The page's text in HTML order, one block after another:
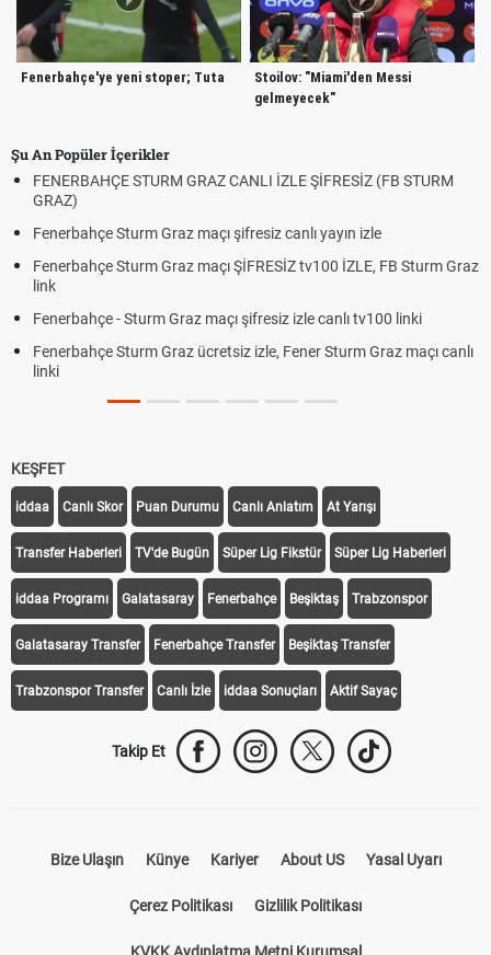
Fenerbahçe'ye yeni stoper; Tuta
Stoilov: "Miami'den Messi
gelmeyecek"
Şu An Popüler İçerikler
FENERBAHÇE STURM GRAZ CANLI İZLE ŞİFRESİZ (FB STURM
GRAZ)
Fenerbahçe Sturm Graz maçı şifresiz canlı yayın izle
Fenerbahçe Sturm Graz maçı ŞİFRESİZ tv100 İZLE, FB Sturm Graz
link
Fenerbahçe - Sturm Graz maçı şifresiz izle canlı tv100 linki
Fenerbahçe Sturm Graz ücretsiz izle, Fener Sturm Graz maçı canlı
linki
KEŞFET
iddaa Canlı Skor Puan Durumu Canlı Anlatım At Yarışı
Transfer Haberleri TV'de Bugün Süper Lig Fikstür Süper Lig Haberleri
iddaa Programı Galatasaray Fenerbahçe Beşiktaş Trabzonspor
Galatasaray Transfer Fenerbahçe Transfer Beşiktaş Transfer
Trabzonspor Transfer Canlı İzle iddaa Sonuçları Aktif Sayaç
Takip Et
Bize Ulaşın Künye Kariyer About US Yasal Uyarı
Çerez Politikası Gizlilik Politikası